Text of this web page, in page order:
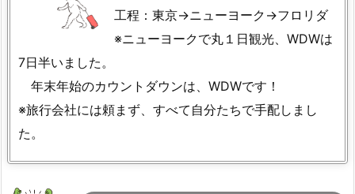
工程：東京→ニューヨーク→フロリダ
※ニューヨークで丸１日観光、WDWは
7日半いました。
年末年始のカウントダウンは、WDWです！
※旅行会社には頼まず、すべて自分たちで手配しまし
た。